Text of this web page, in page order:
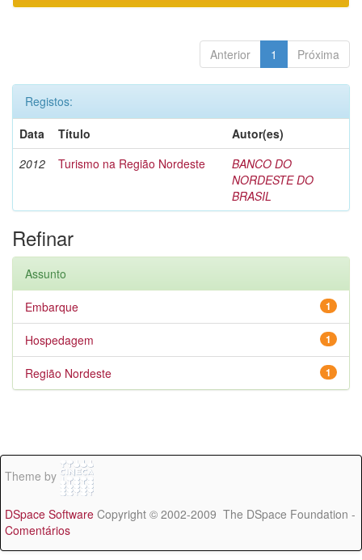
Anterior 1 Próxima
Registos:
Data
Título
Autor(es)
2012
Turismo na Região Nordeste
BANCO DO
NORDESTE DO
BRASIL
Refinar
Assunto
1
Embarque
1
Hospedagem
1
Região Nordeste
Theme by
DSpace Software Copyright © 2002-2009 The DSpace Foundation -
Comentários